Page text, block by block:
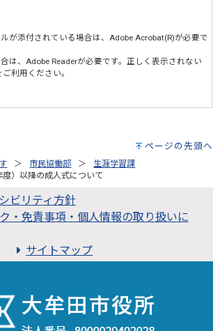
が添付されている場合は、Adobe Acrobat(R)が必要で
は、Adobe Readerが必要です。正しく表示されない
利用ください。
ページの先頭へ
市民協働部
生涯学習課
）以降の成人式について
ビリティ方針
・免責事項・個人情報の取り扱いに
サイトマップ